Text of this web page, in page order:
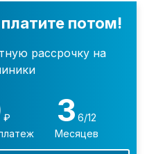
потом!
рассрочку на
₽
3 6/12
Месяцев